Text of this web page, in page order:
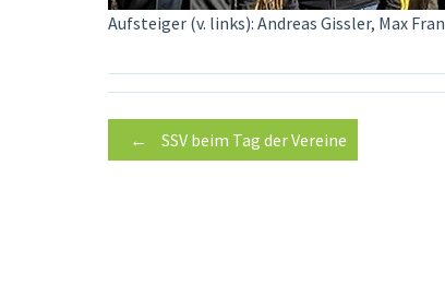
Aufsteiger (v. links): Andreas Gissler, Max
Post
← SSV beim Tag der Vereine